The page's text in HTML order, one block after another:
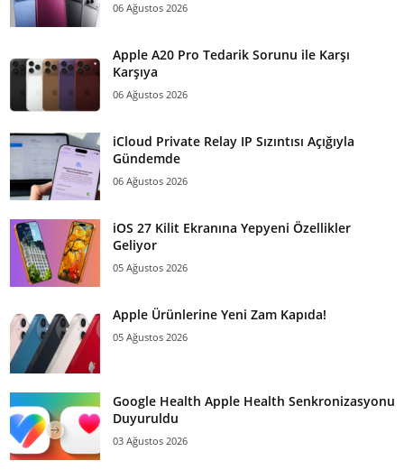
06 Ağustos 2026
Apple A20 Pro Tedarik Sorunu ile Karşı
Karşıya
06 Ağustos 2026
iCloud Private Relay IP Sızıntısı Açığıyla
Gündemde
06 Ağustos 2026
iOS 27 Kilit Ekranına Yepyeni Özellikler
Geliyor
05 Ağustos 2026
Apple Ürünlerine Yeni Zam Kapıda!
05 Ağustos 2026
Google Health Apple Health Senkronizasyonu
Duyuruldu
03 Ağustos 2026